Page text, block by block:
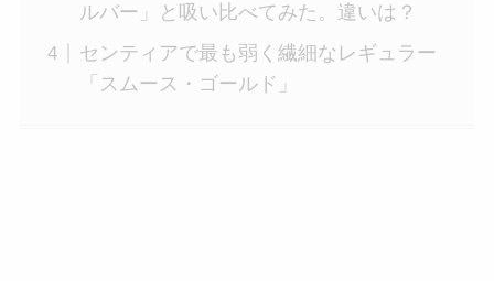
ルバー」と吸い比べてみた。違いは？
センティアで最も弱く繊細なレギュラー
「スムース・ゴールド」